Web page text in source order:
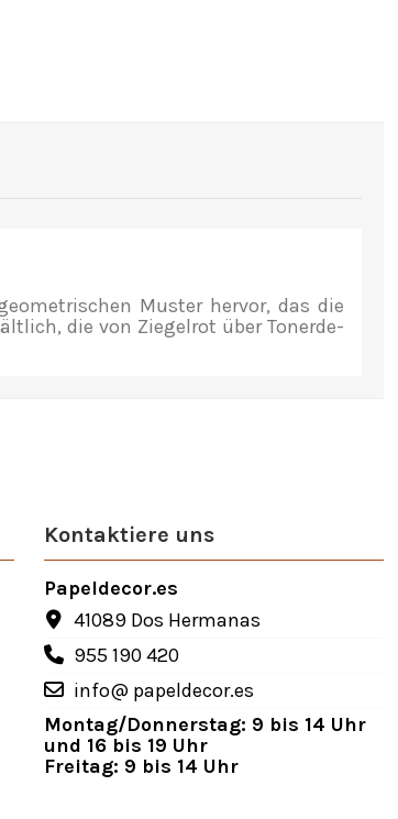
Muster hervor, das die
die von Ziegelrot über Tonerde-
Kontaktiere uns
Papeldecor.es
41089 Dos Hermanas
955 190 420
info@ papeldecor.es
Montag/Donnerstag: 9 bis 14 Uhr
und 16 bis 19 Uhr
Freitag: 9 bis 14 Uhr